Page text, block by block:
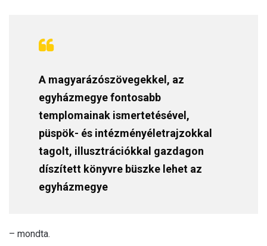
A magyarázószövegekkel, az
egyházmegye fontosabb
templomainak ismertetésével,
püspök- és intézményéletrajzokkal
tagolt, illusztrációkkal gazdagon
díszített könyvre büszke lehet az
egyházmegye
– mondta.